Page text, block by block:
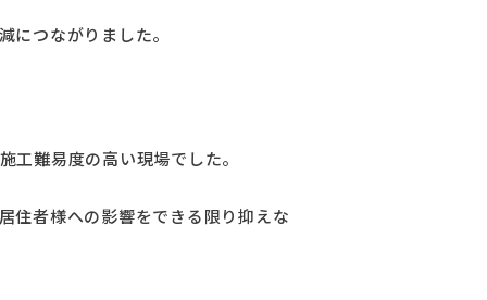
つながりました。
難易度の高い現場でした。
住者様への影響をできる限り抑えな